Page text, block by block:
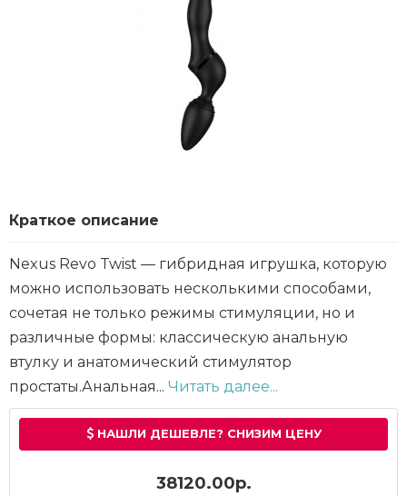
Краткое описание
Nexus Revo Twist — гибридная игрушка, которую
можно использовать несколькими способами,
сочетая не только режимы стимуляции, но и
различные формы: классическую анальную
втулку и анатомический стимулятор
простаты.Анальная... Читать далее...
НАШЛИ ДЕШЕВЛЕ? СНИЗИМ ЦЕНУ
38120.00р.